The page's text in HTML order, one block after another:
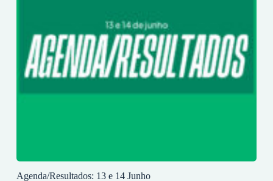
Agenda/Resultados: 13 e 14 Junho